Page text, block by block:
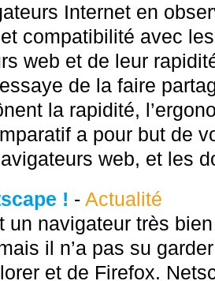
Internet en
compatibilité avec
web et de leur
de la faire
la rapidité,
a pour but de
web, et les
! - Actualité
un navigateur très
il n’a pas su
et de Firefox.